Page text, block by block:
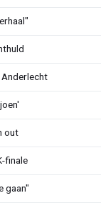
out
finale
gaan"